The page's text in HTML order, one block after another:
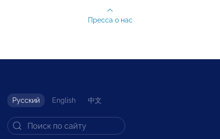
Пресса о нас
Русский English 中文